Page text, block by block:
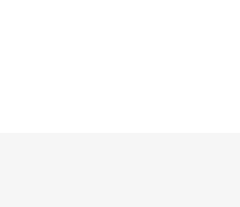
le Cercle d’Échecs Aurillacois